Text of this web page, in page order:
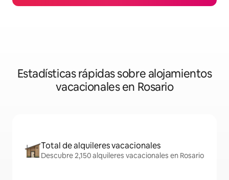
Estadísticas rápidas sobre alojamientos
vacacionales en Rosario
Total de alquileres vacacionales
Descubre 2,150 alquileres vacacionales en Rosario